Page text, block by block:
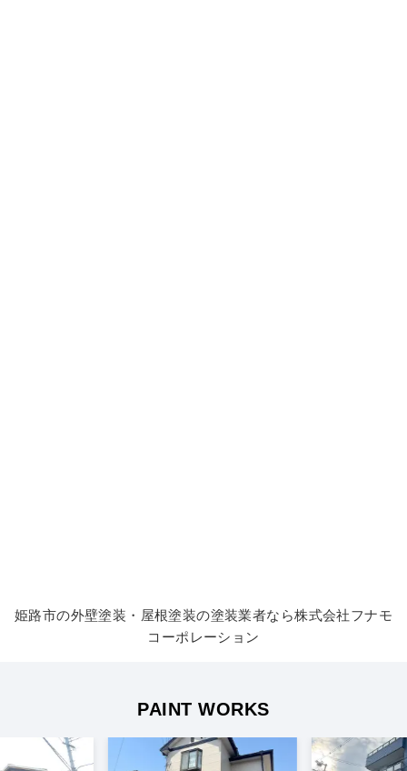
姫路市の外壁塗装・屋根塗装の塗装業者なら株式会社フナモ
コーポレーション
PAINT WORKS